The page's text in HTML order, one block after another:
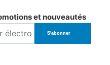
et nouveautés